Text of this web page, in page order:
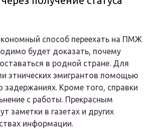
способ переехать на ПМЖ
будет доказать, почему
в родной стране. Для
этнических эмигрантов помощью
задержаниях. Кроме того, справки
с работы. Прекрасным
заметки в газетах и других
информации.